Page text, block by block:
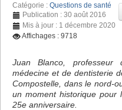
Catégorie : Questions de santé
Publication : 30 août 2016
Mis à jour : 1 décembre 2020
Affichages : 9718
Juan Blanco,
médecine et de dentisterie
Compostelle, dans le nord-
un moment historique pour
25e anniversaire.